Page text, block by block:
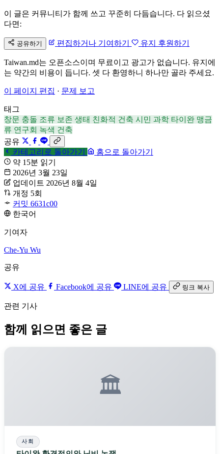
이 글은 커뮤니티가 함께 쓰고 꾸준히 다듬습니다. 다 읽으셨
다면:
공유하기 편집하거나 기여하기 유지 후원하기
Taiwan.md는 오픈소스이며 무료이고 광고가 없습니다. 유지에
는 약간의 비용이 듭니다. 셋 다 환영하니 하나만 골라 주세요.
이 페이지 편집 · 문제 보고
태그
창문 충돌 조류 보존 생태 친화적 건축 시민 과학 타이완 맹금
류 연구회 녹색 건축
공유
카테고리로 돌아가기
홈으로 돌아가기
약 15분 읽기
2026년 3월 23일
업데이트 2026년 8월 4일
개정 5회
커밋 6631c00
한국어
기여자
Che-Yu Wu
공유
X에 공유 Facebook에 공유 LINE에 공유 링크 복사
관련 기사
함께 읽으면 좋은 글
🏛️
사회